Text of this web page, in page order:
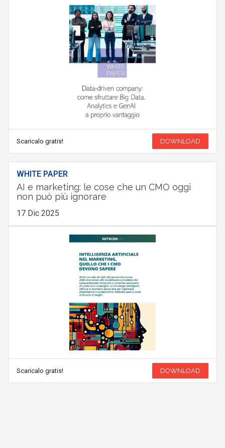
Scaricalo gratis! DOWNLOAD
WHITE PAPER
AI e marketing: le cose che un CMO oggi
non può più ignorare
17 Dic 2025
Scaricalo gratis! DOWNLOAD